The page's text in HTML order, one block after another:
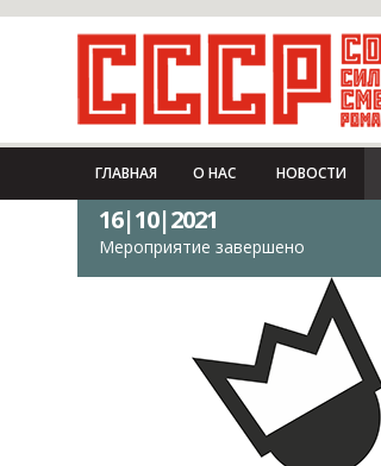
ГЛАВНАЯ О НАС НОВОСТИ
16|10|2021
Мероприятие завершено